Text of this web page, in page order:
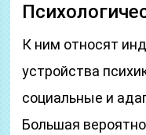
К ним относят
устройства
социальные и
Большая